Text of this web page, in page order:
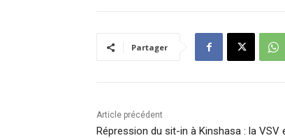
Partager
Article précédent
Répression du sit-in à Kinshasa : la VSV